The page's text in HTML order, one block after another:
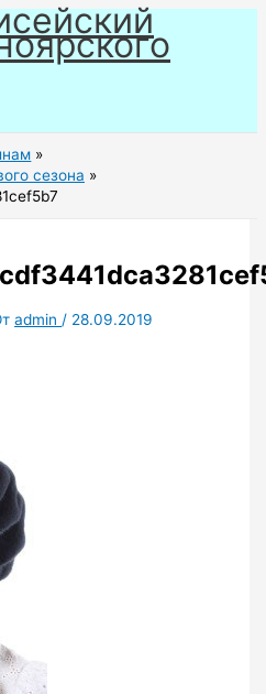
сезона
admin / 28.09.2019